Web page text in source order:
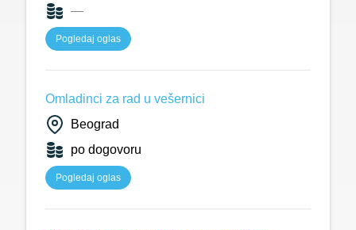
—
Pogledaj oglas
Omladinci za rad u vešernici
Beograd
po dogovoru
Pogledaj oglas